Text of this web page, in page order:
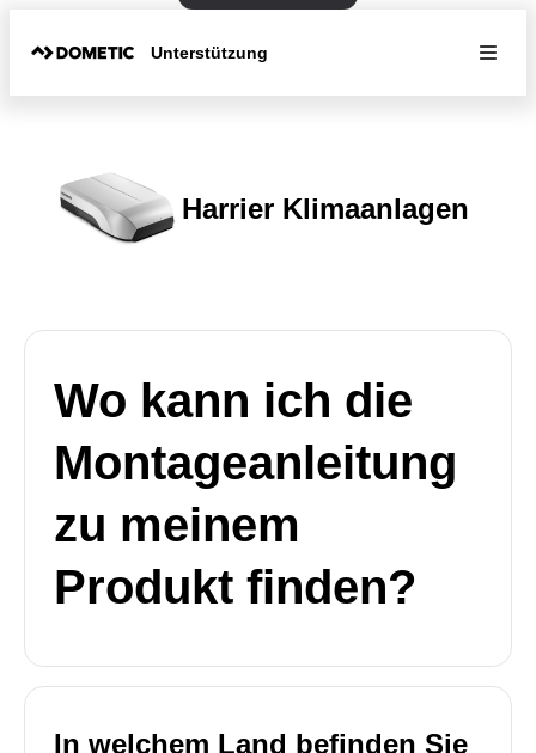
Unterstützung
Harrier Klimaanlagen
Wo kann ich die
Montageanleitung
zu meinem
Produkt finden?
In welchem Land befinden Sie